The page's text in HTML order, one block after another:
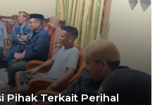
Pihak Terkait Perihal